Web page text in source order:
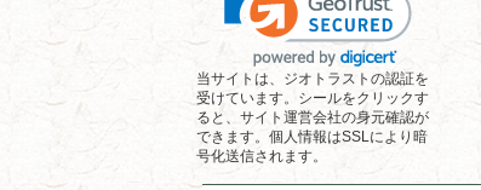
当サイトは、ジオトラストの認証を
受けています。シールをクリックす
ると、サイト運営会社の身元確認が
できます。個人情報はSSLにより暗
号化送信されます。